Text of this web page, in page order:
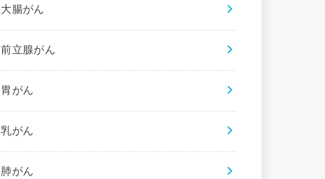
大腸がん
前立腺がん
胃がん
乳がん
肺がん